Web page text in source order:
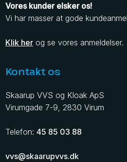
Vores kunder elsker os!
​Vi har masser at gode
Klik her og se vores anmeldelser.
Kontakt os
Skaarup VVS og Kloak ApS
​Virumgade 7-9, 2830 Virum
Telefon:45 85 03 88
vvs@skaarupvvs.dk